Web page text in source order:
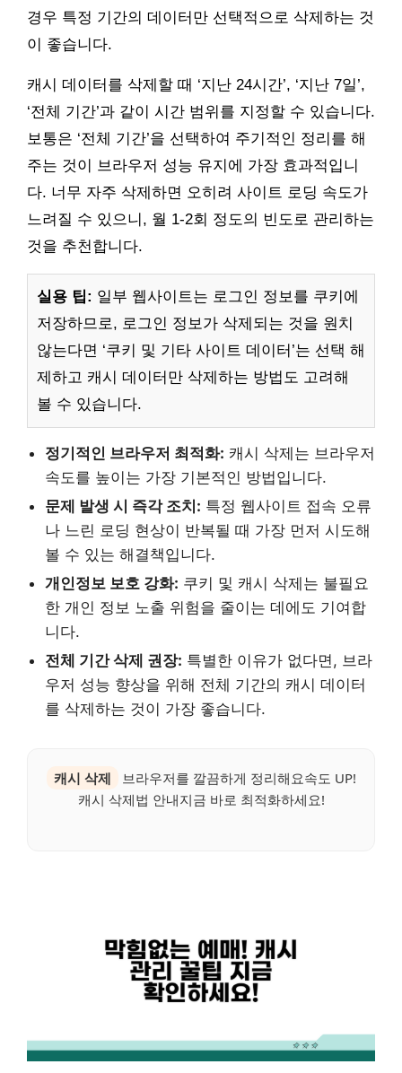
경우 특정 기간의 데이터만 선택적으로 삭제하는 것
이 좋습니다.
캐시 데이터를 삭제할 때 ‘지난 24시간’, ‘지난 7일’,
‘전체 기간’과 같이 시간 범위를 지정할 수 있습니다.
보통은 ‘전체 기간’을 선택하여 주기적인 정리를 해
주는 것이 브라우저 성능 유지에 가장 효과적입니
다. 너무 자주 삭제하면 오히려 사이트 로딩 속도가
느려질 수 있으니, 월 1-2회 정도의 빈도로 관리하는
것을 추천합니다.
실용 팁: 일부 웹사이트는 로그인 정보를 쿠키에
저장하므로, 로그인 정보가 삭제되는 것을 원치
않는다면 ‘쿠키 및 기타 사이트 데이터’는 선택 해
제하고 캐시 데이터만 삭제하는 방법도 고려해
볼 수 있습니다.
정기적인 브라우저 최적화: 캐시 삭제는 브라우저
속도를 높이는 가장 기본적인 방법입니다.
문제 발생 시 즉각 조치: 특정 웹사이트 접속 오류
나 느린 로딩 현상이 반복될 때 가장 먼저 시도해
볼 수 있는 해결책입니다.
개인정보 보호 강화: 쿠키 및 캐시 삭제는 불필요
한 개인 정보 노출 위험을 줄이는 데에도 기여합
니다.
전체 기간 삭제 권장: 특별한 이유가 없다면, 브라
우저 성능 향상을 위해 전체 기간의 캐시 데이터
를 삭제하는 것이 가장 좋습니다.
캐시 삭제
브라우저를 깔끔하게 정리해요속도 UP!
캐시 삭제법 안내지금 바로 최적화하세요!